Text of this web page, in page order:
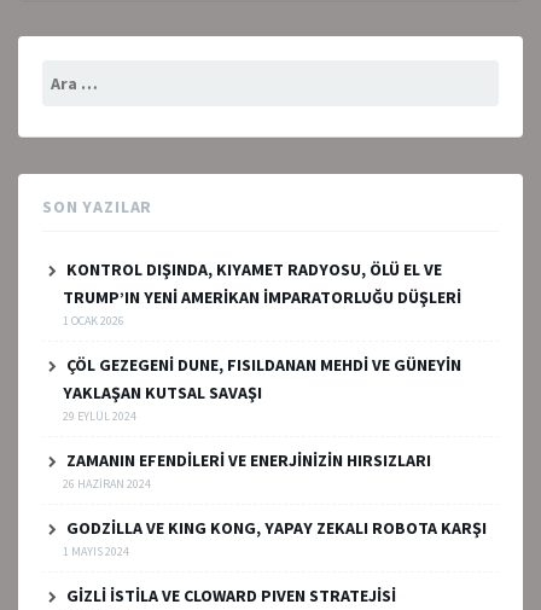
SON YAZILAR
KONTROL DIŞINDA, KIYAMET RADYOSU, ÖLÜ EL VE
TRUMP’IN YENİ AMERİKAN İMPARATORLUĞU DÜŞLERİ
1 OCAK 2026
ÇÖL GEZEGENİ DUNE, FISILDANAN MEHDİ VE GÜNEYİN
YAKLAŞAN KUTSAL SAVAŞI
29 EYLÜL 2024
ZAMANIN EFENDİLERİ VE ENERJİNİZİN HIRSIZLARI
26 HAZIRAN 2024
GODZİLLA VE KING KONG, YAPAY ZEKALI ROBOTA KARŞI
1 MAYIS 2024
GİZLİ İSTİLA VE CLOWARD PIVEN STRATEJİSİ